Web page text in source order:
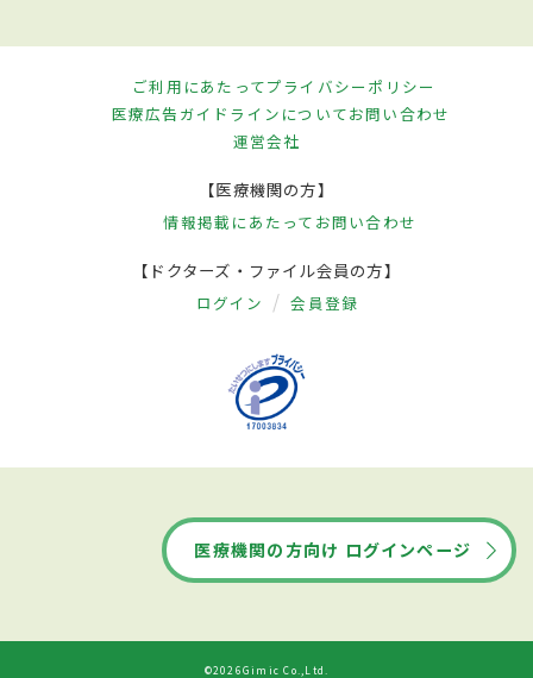
ご利用にあたってプライバシーポリシー
医療広告ガイドラインについてお問い合わせ
運営会社
【医療機関の方】
情報掲載にあたって お問い合わせ
【ドクターズ・ファイル会員の方】
ログイン 会員登録
医療機関の方向け ログインページ
©2026Gimic Co.,Ltd.